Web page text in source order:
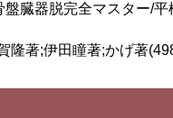
盤臓器脱完全マスター/
隆著;伊田瞳著;かげ著